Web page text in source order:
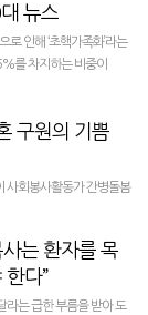
뉴스
인해 ‘초핵가족화’라는
를 차지하는 비중이
구원의 기쁨
사회봉사활동가 간병돌봄
기쁨과 성취감으로 간
는 환자를 목
한다”
라는 급한 부름을 받아 도